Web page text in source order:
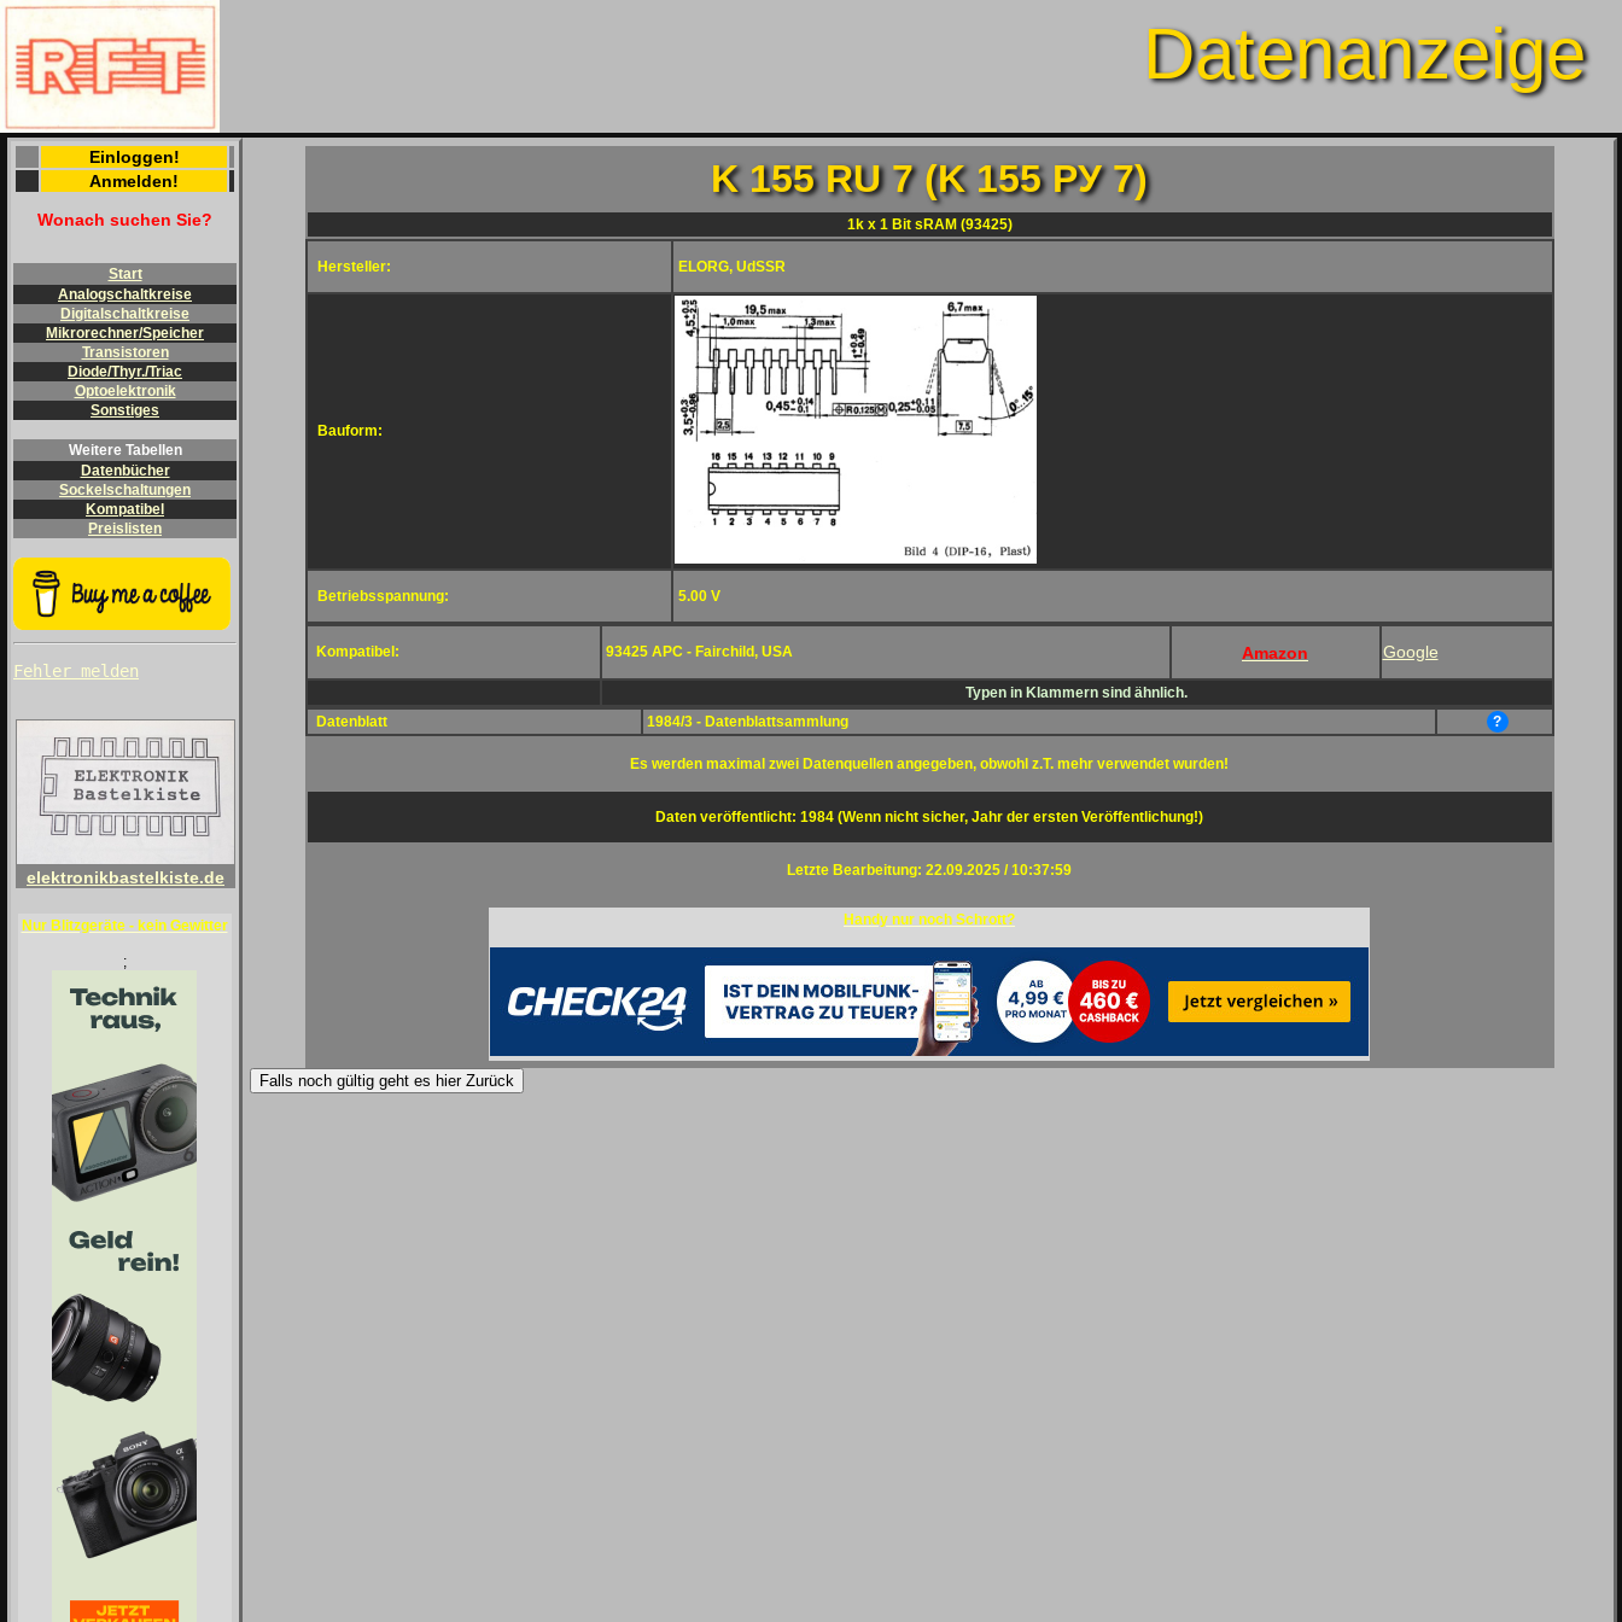
Datenanzeige
Einloggen!
Anmelden!
Wonach suchen Sie?
Start
Analogschaltkreise
Digitalschaltkreise
Mikrorechner/Speicher
Transistoren
Diode/Thyr./Triac
Optoelektronik
Sonstiges
Weitere Tabellen
Datenbücher
Sockelschaltungen
Kompatibel
Preislisten
Fehler melden
elektronikbastelkiste.de
Nur Blitzgeräte - kein Gewitter
;
K 155 RU 7 (K 155 PУ 7)
1k x 1 Bit sRAM (93425)
Hersteller: ELORG, UdSSR
Bauform:
Betriebsspannung: 5.00 V
Kompatibel: 93425 APC - Fairchild, USA Amazon Google
Typen in Klammern sind ähnlich.
Datenblatt
1984/3 - Datenblattsammlung ?
Es werden maximal zwei Datenquellen angegeben, obwohl z.T. mehr verwendet wurden!
Daten veröffentlicht: 1984 (Wenn nicht sicher, Jahr der ersten Veröffentlichung!)
Letzte Bearbeitung: 22.09.2025 / 10:37:59
Handy nur noch Schrott?
Falls noch gültig geht es hier Zurück